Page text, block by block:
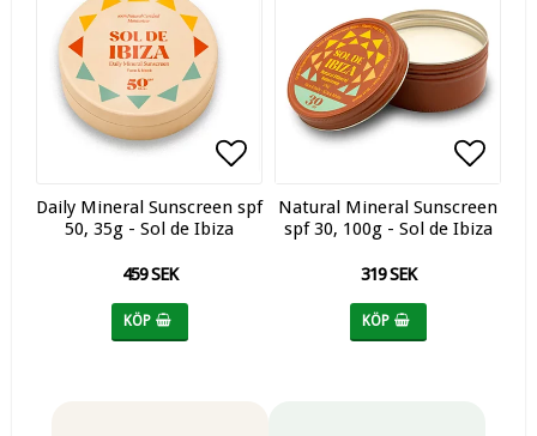
Lägg till i favoritlistan
Lägg till i favoritlistan
Daily Mineral Sunscreen spf
50, 35g - Sol de Ibiza
459 SEK
KÖP
Natural Mineral Sunscreen
spf 30, 100g - Sol de Ibiza
319 SEK
KÖP